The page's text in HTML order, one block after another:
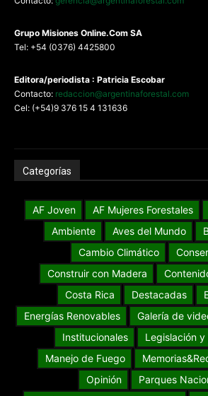
Grupo Misiones Online.Com SA
Tel: +54 (0376) 4425800
Editora/periodista : Patricia Escobar
Contacto: redaccion@argentinaforestal.com
Cel: (+54)9 376 15 4 131636
Categorías
AF Joven AF Mujeres Forestales
Ambiente
Aves del Mundo
Cambio Climático
Construir con Madera
Costa Rica
Destacadas
Energías Renovables
Galería de
Institucionales
Legislación
Manejo de Fuego
Opinión
Parques